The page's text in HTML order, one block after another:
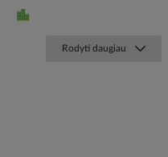
Rodyti daugiau